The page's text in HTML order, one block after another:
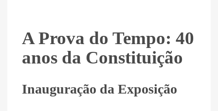
A Prova do Tempo: 40
anos da Constituição
Inauguração da Exposição